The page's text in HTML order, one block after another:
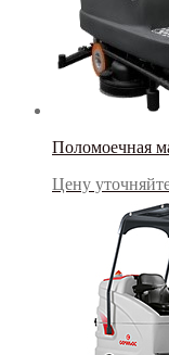
Поломоечная
Цену